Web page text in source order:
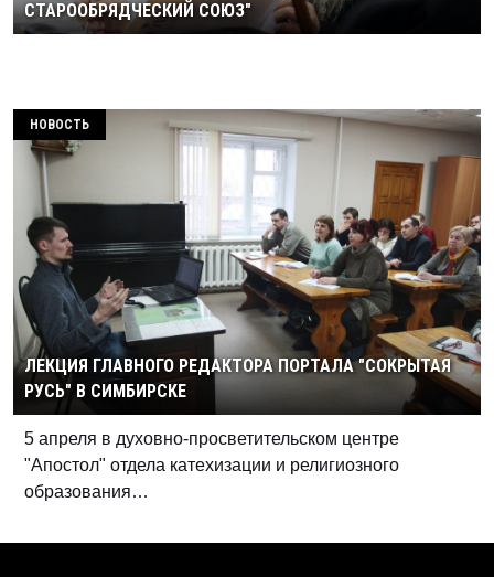
СТАРООБРЯДЧЕСКИЙ СОЮЗ"
НОВОСТЬ
ЛЕКЦИЯ ГЛАВНОГО РЕДАКТОРА ПОРТАЛА "СОКРЫТАЯ
РУСЬ" В СИМБИРСКЕ
5 апреля в духовно-просветительском центре
"Апостол" отдела катехизации и религиозного
образования…